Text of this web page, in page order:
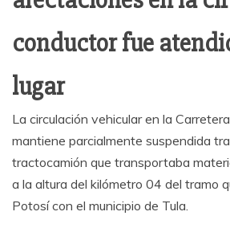
conductor fue
lugar
La circulación vehicular en la
mantiene parcialmente suspendida
tractocamión que transportaba
a la altura del kilómetro 04 del tramo
Potosí con el municipio de Tula.